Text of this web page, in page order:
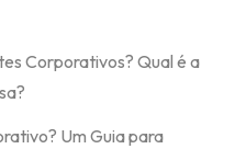
Corporativos? Qual é a
Um Guia para